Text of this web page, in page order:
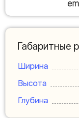
Габаритные
Ширина
Высота
Глубина